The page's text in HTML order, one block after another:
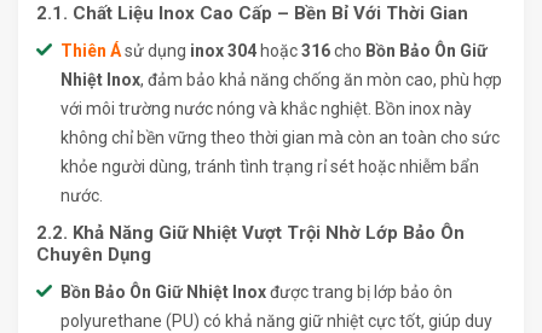
2.1. Chất Liệu Inox Cao Cấp – Bền Bỉ Với Thời Gian
Thiên Ásử dụng inox 304 hoặc316cho Bồn Bảo Ôn Giữ
Nhiệt Inox, đảm bảo khả năng chống ăn mòn cao, phù hợp
với môi trường nước nóng và khắc nghiệt. Bồn inox này
không chỉ bền vững theo thời gian mà còn an toàn cho sức
khỏe người dùng, tránh tình trạng rỉ sét hoặc nhiễm bẩn
nước.
2.2. Khả Năng Giữ Nhiệt Vượt Trội Nhờ Lớp Bảo Ôn
Chuyên Dụng
Bồn Bảo Ôn Giữ Nhiệt Inoxđược trang bị lớp bảo ôn
polyurethane (PU) có khả năng giữ nhiệt cực tốt, giúp duy